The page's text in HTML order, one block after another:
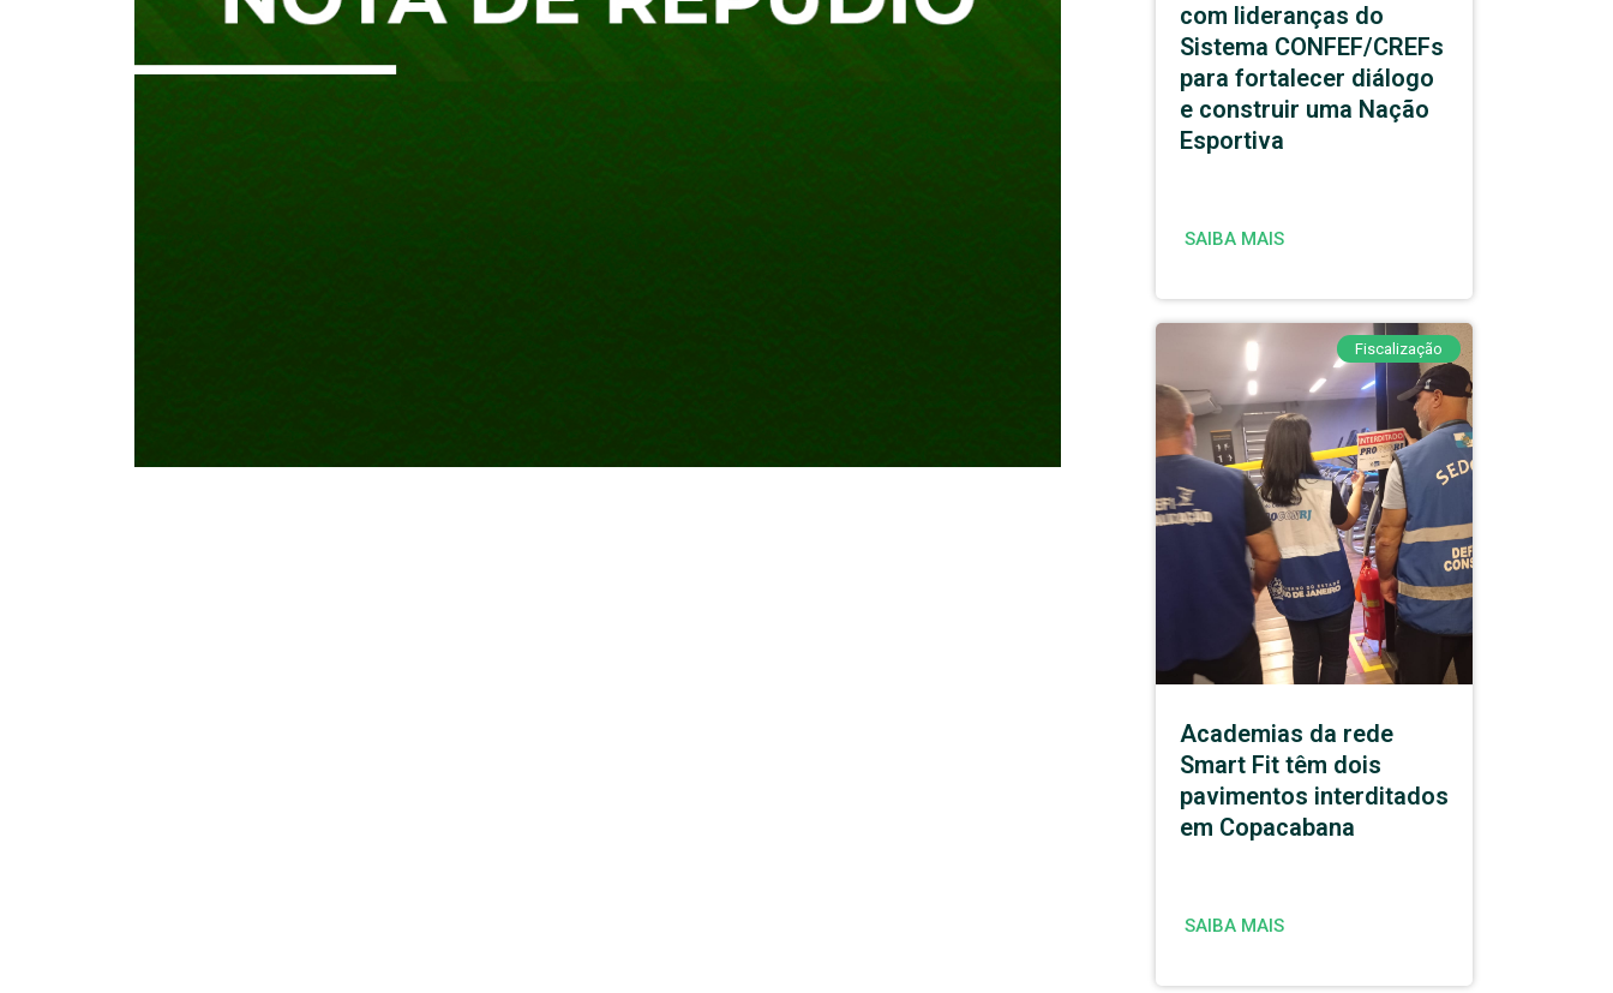
com lideranças do
Sistema CONFEF/CREFs
para fortalecer diálogo
e construir uma Nação
Esportiva
SAIBA MAIS
Fiscalização
Academias da rede
Smart Fit têm dois
pavimentos interditados
em Copacabana
SAIBA MAIS